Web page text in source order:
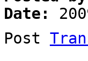
Date:
Post